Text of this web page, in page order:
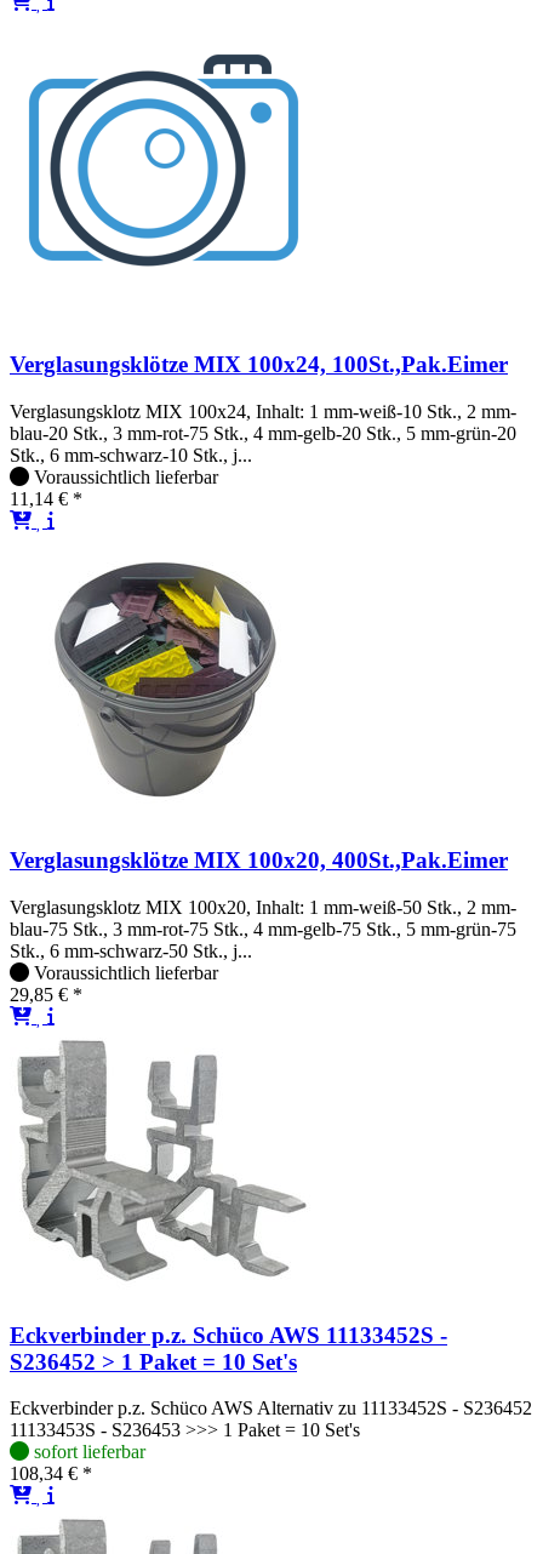
Verglasungsklötze MIX 100x24, 100St.,Pak.Eimer
Verglasungsklotz MIX 100x24, Inhalt: 1 mm-weiß-10 Stk., 2 mm-
blau-20 Stk., 3 mm-rot-75 Stk., 4 mm-gelb-20 Stk., 5 mm-grün-20
Stk., 6 mm-schwarz-10 Stk., j...
Voraussichtlich lieferbar
11,14 € *
Verglasungsklötze MIX 100x20, 400St.,Pak.Eimer
Verglasungsklotz MIX 100x20, Inhalt: 1 mm-weiß-50 Stk., 2 mm-
blau-75 Stk., 3 mm-rot-75 Stk., 4 mm-gelb-75 Stk., 5 mm-grün-75
Stk., 6 mm-schwarz-50 Stk., j...
Voraussichtlich lieferbar
29,85 € *
Eckverbinder p.z. Schüco AWS 11133452S -
S236452 > 1 Paket = 10 Set's
Eckverbinder p.z. Schüco AWS Alternativ zu 11133452S - S236452
11133453S - S236453 >>> 1 Paket = 10 Set's
sofort lieferbar
108,34 € *